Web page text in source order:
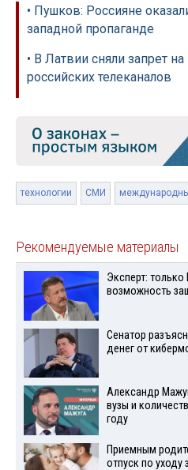
• Пушков: Россияне
западной пропаганде
• В Латвии сняли запрет
российских телеканалов
технологии СМИ
Рекомендуемые материалы
Эксперт:
возможность
Сенатор
денег от
Александр
вузы и
году
Приемным
отпуск по уходу